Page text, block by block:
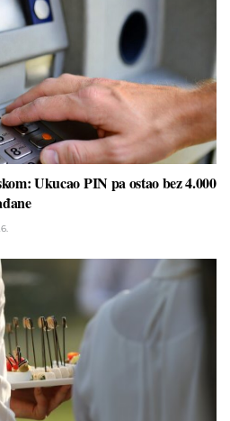
Ukucao PIN pa ostao bez 4.000